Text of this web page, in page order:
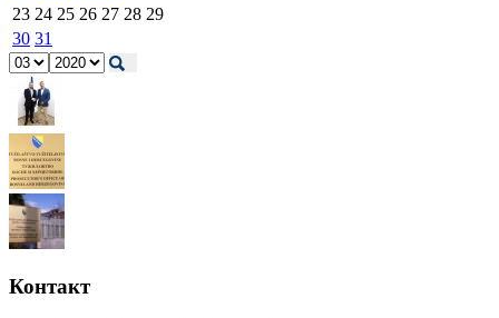
23 24 25 26 27 28 29
30 31
Контакт